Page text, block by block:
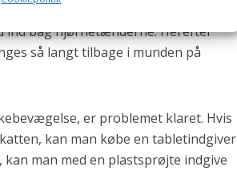
man tommel- og pegefinger
ind bag hjørnetænderne. Herefter
så langt tilbage i munden på
er problemet klaret. Hvis
kan man købe en tabletindgiver
man med en plastsprøjte indgive